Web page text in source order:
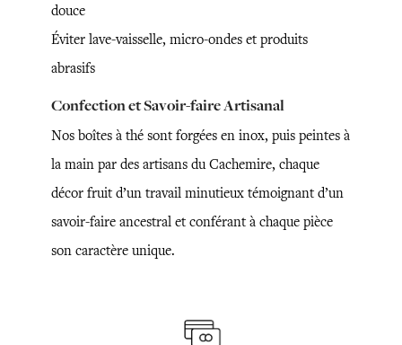
douce
Éviter lave-vaisselle, micro-ondes et produits
abrasifs
Confection et Savoir-faire Artisanal
Nos boîtes à thé sont forgées en inox, puis peintes à
la main par des artisans du Cachemire, chaque
décor fruit d’un travail minutieux témoignant d’un
savoir-faire ancestral et conférant à chaque pièce
son caractère unique.